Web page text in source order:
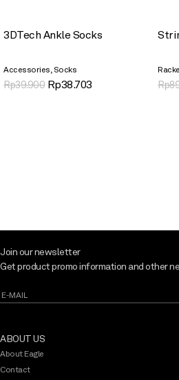
3DTech Ankle Socks
Accessories Socks
Rp39.900 Rp38.703 Rp
Join our newsletter
Get product promo information and other
ABOUT US
About Eagle
Contact